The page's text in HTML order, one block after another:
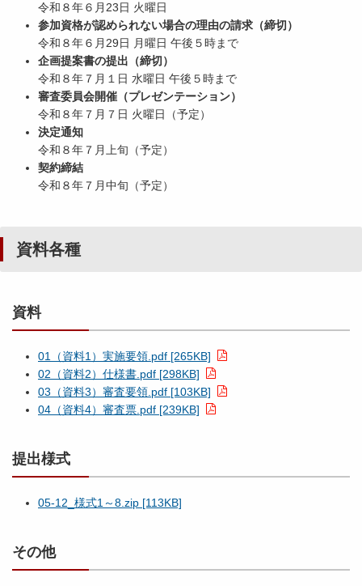
令和８年６月23日 火曜日
参加資格が認められない場合の理由の請求（締切）
令和８年６月29日 月曜日 午後５時まで
企画提案書の提出（締切）
令和８年７月１日 水曜日 午後５時まで
審査委員会開催（プレゼンテーション）
令和８年７月７日 火曜日（予定）
決定通知
令和８年７月上旬（予定）
契約締結
令和８年７月中旬（予定）
資料各種
資料
01（資料1）実施要領.pdf [265KB]
02（資料2）仕様書.pdf [298KB]
03（資料3）審査要領.pdf [103KB]
04（資料4）審査票.pdf [239KB]
提出様式
05-12_様式1～8.zip [113KB]
その他